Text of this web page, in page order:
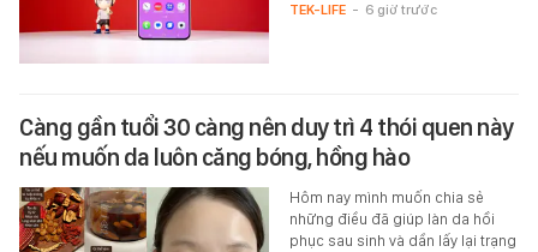
TEK-LIFE - 6 giờ trước
Càng gần tuổi 30 càng nên duy trì 4 thói quen này
nếu muốn da luôn căng bóng, hồng hào
Hôm nay mình muốn chia sẻ
những điều đã giúp làn da hồi
phục sau sinh và dần lấy lại trạng